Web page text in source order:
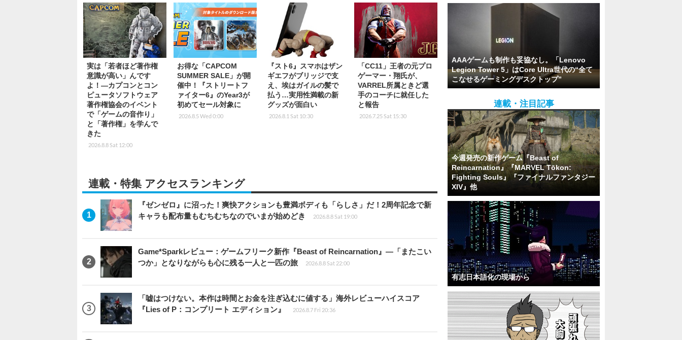
実は「若者ほど著作権
意識が高い」んです
よ！―カプコンとコン
ピュータソフトウェア
著作権協会のイベント
で「ゲームの音作り」
と「著作権」を学んで
きた
2026.8.8 Sat 12:00
お得な「CAPCOM
SUMMER SALE」が開
催中！『ストリートフ
ァイター6』のYear3が
初めてセール対象に
2026.8.5 Wed 0:00
『スト6』スマホはザン
ギエフがブリッジで支
え、埃はガイルの髪で
払う…実用性満載の新
グッズが面白い
2026.8.1 Sat 10:30
「CC11」王者の元プロ
ゲーマー・翔氏が、
VARREL所属ときど選
手のコーチに就任した
と報告
2026.7.25 Sat 15:30
連載・特集 アクセスランキング
『ゼンゼロ』に沼った！爽快アクションも豊満ボディも「らしさ」だ！2周年記念で新
キャラも配布量もむちむちなのでいまが始めどき
2026.8.8 Sat 19:00
Game*Sparkレビュー：ゲームフリーク新作『Beast of Reincarnation』―「またこい
つか」となりながらも心に残る一人と一匹の旅
2026.8.8 Sat 22:00
「嘘はつけない。本作は時間とお金を注ぎ込むに値する」海外レビューハイスコア
『Lies of P：コンプリート エディション』
2026.8.7 Fri 20:36
AAAゲームも制作も妥協なし。「Lenovo
Legion Tower 5」はCore Ultra世代の“全て
こなせるゲーミングデスクトップ”
連載・注目記事
今週発売の新作ゲーム『Beast of
Reincarnation』『MARVEL Tōkon:
Fighting Souls』『ファイナルファンタジー
XIV』他
有志日本語化の現場から